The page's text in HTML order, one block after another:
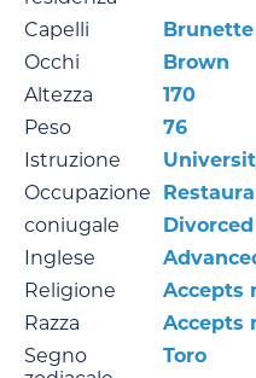
Capelli
Brunette
Occhi
Brown
Altezza
170
Peso
76
Istruzione
Occupazione
coniugale
Divorced
Inglese
Religione
Accepts
Razza
Accepts
Segno
Toro